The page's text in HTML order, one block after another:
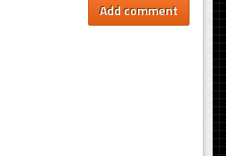
Add comment